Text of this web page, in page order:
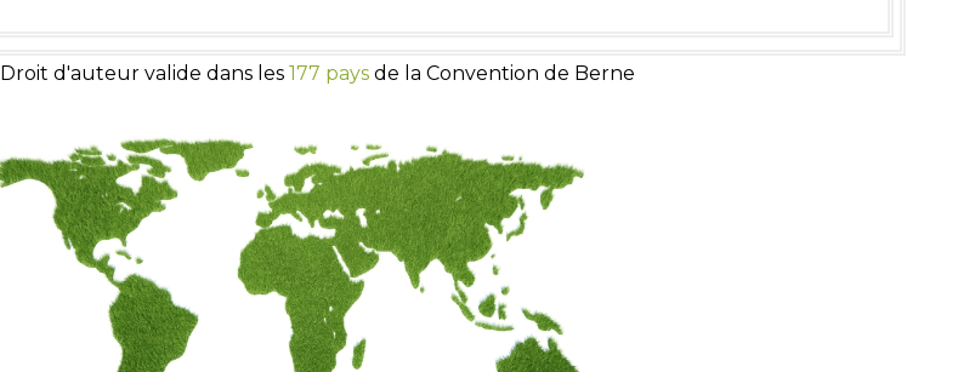
Droit d'auteur valide dans les 177 paysde la Convention de Berne